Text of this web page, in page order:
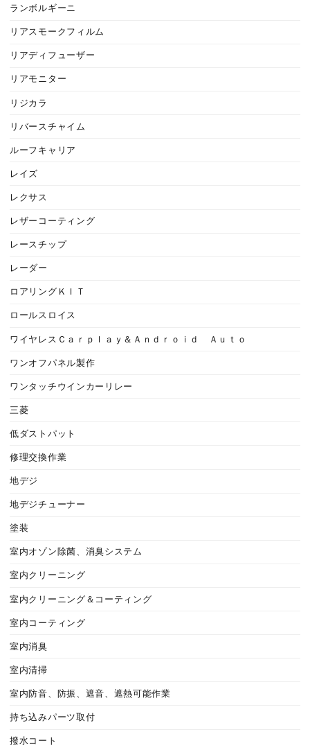
ランボルギーニ
リアスモークフィルム
リアディフューザー
リアモニター
リジカラ
リバースチャイム
ルーフキャリア
レイズ
レクサス
レザーコーティング
レースチップ
レーダー
ロアリングＫＩＴ
ロールスロイス
ワイヤレスＣａｒｐｌａｙ＆Ａｎｄｒｏｉｄ Ａｕｔｏ
ワンオフパネル製作
ワンタッチウインカーリレー
三菱
低ダストパット
修理交換作業
地デジ
地デジチューナー
塗装
室内オゾン除菌、消臭システム
室内クリーニング
室内クリーニング＆コーティング
室内コーティング
室内消臭
室内清掃
室内防音、防振、遮音、遮熱可能作業
持ち込みパーツ取付
撥水コート